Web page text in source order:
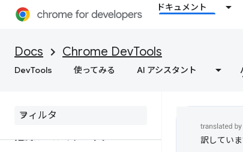
ドキュメント
Docs Chrome DevTools
DevTools 使ってみる AI アシスタント
削除する
キャッシュ データを表示する
をテストする
推測ルールのデバッグ
訳してい